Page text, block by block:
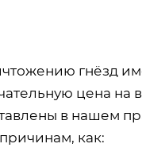
гнёзд
цена на
в нашем
как: